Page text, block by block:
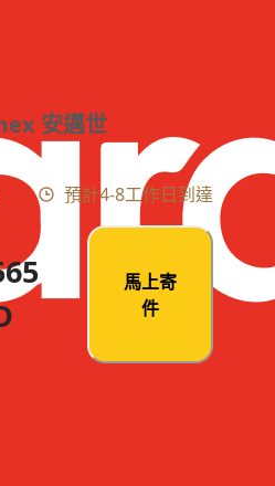
安邁世
預計4-8工作日到達
馬上寄
件